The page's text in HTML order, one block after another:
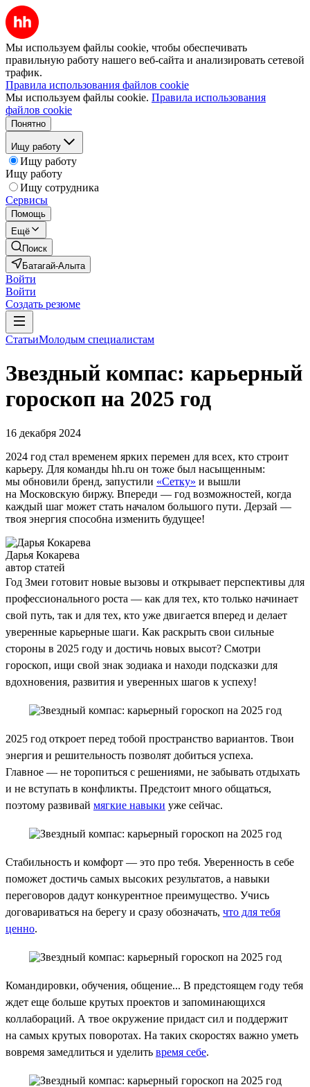
Мы используем файлы cookie, чтобы обеспечивать
правильную работу нашего веб-сайта и анализировать сетевой
трафик.
Правила использования файлов cookie
Мы используем файлы cookie. Правила использования
файлов cookie
Понятно
Ищу работу
Ищу работу
Ищу работу
Ищу сотрудника
Сервисы
Помощь
Ещё
Поиск
Батагай-Алыта
Войти
Войти
Создать резюме
СтатьиМолодым специалистам
Звездный компас: карьерный
гороскоп на 2025 год
16 декабря 2024
2024 год стал временем ярких перемен для всех, кто строит
карьеру. Для команды hh.ru он тоже был насыщенным:
мы обновили бренд, запустили «Сетку» и вышли
на Московскую биржу. Впереди — год возможностей, когда
каждый шаг может стать началом большого пути. Дерзай —
твоя энергия способна изменить будущее!
Дарья Кокарева
автор статей
Год Змеи готовит новые вызовы и открывает перспективы для
профессионального роста — как для тех, кто только начинает
свой путь, так и для тех, кто уже двигается вперед и делает
уверенные карьерные шаги. Как раскрыть свои сильные
стороны в 2025 году и достичь новых высот? Смотри
гороскоп, ищи свой знак зодиака и находи подсказки для
вдохновения, развития и уверенных шагов к успеху!
2025 год откроет перед тобой пространство вариантов. Твои
энергия и решительность позволят добиться успеха.
Главное — не торопиться с решениями, не забывать отдыхать
и не вступать в конфликты. Предстоит много общаться,
поэтому развивай мягкие навыки уже сейчас.
Стабильность и комфорт — это про тебя. Уверенность в себе
поможет достичь самых высоких результатов, а навыки
переговоров дадут конкурентное преимущество. Учись
договариваться на берегу и сразу обозначать, что для тебя
ценно.
Командировки, обучения, общение... В предстоящем году тебя
ждет еще больше крутых проектов и запоминающихся
коллабораций. А твое окружение придаст сил и поддержит
на самых крутых поворотах. На таких скоростях важно уметь
вовремя замедлиться и уделить время себе.